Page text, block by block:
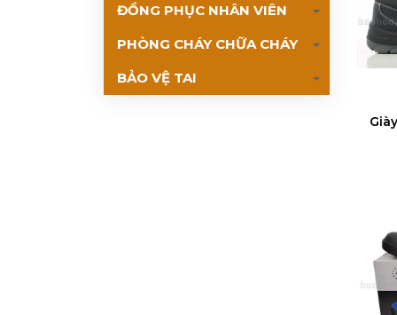
ĐỒNG PHỤC NHÂN VIÊN
PHÒNG CHÁY CHỮA CHÁY
BẢO VỆ TAI